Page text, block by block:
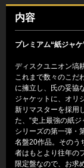
内容
プレミアム“紙ジャ
ディスクユニオン塙
これまで数々のこだ
に擁立し、氏の妥協
ジャケットに、オリ
新リマスターを採用
た、“史上最強の紙ジ
シリーズの第一弾・
名盤20作品。そのう
者はもとより往年の
限定盤なので、お求